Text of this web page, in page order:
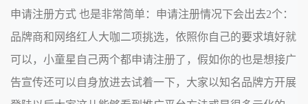
申请注册方式 也是非常简单：申请注册情况下会出去2个：
品牌商和网络红人大咖二项挑选，依照你自己的要求填好就
可以，小童星自己两个都申请注册了，假如你的也是想接广
告宣传还可以自身放进去试着一下，大家以知名品牌方开展